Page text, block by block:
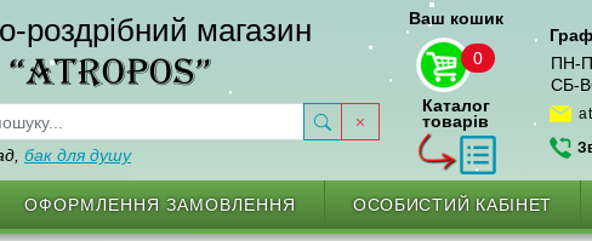
роздрібний магазин
“ATROPOS”
бак для душу
Ваш кошик
0
Каталог
товарів
ПН-
СБ-
ОФОРМЛЕННЯ ЗАМОВЛЕННЯ ОСОБИСТИЙ КАБІНЕТ